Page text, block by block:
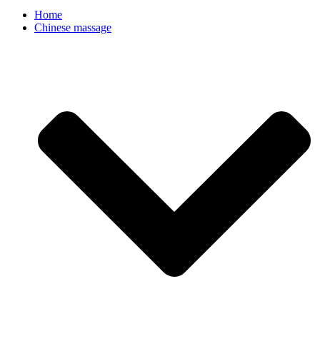
Home
Chinese massage